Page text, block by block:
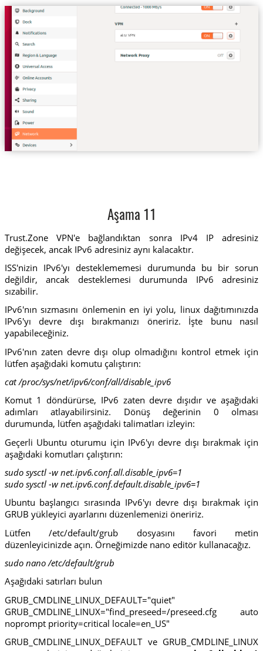
al.tz VPN
Aşama 11
Trust.Zone VPN'e bağlandıktan sonra IPv4 IP adresiniz
değişecek, ancak IPv6 adresiniz aynı kalacaktır.
ISS'nizin IPv6'yı desteklememesi durumunda bu bir sorun
değildir, ancak desteklemesi durumunda IPv6 adresiniz
sızabilir.
IPv6'nın sızmasını önlemenin en iyi yolu, linux dağıtımınızda
IPv6'yı devre dışı bırakmanızı öneririz. İşte bunu nasıl
yapabileceğiniz.
IPv6'nın zaten devre dışı olup olmadığını kontrol etmek için
lütfen aşağıdaki komutu çalıştırın:
cat /proc/sys/net/ipv6/conf/all/disable_ipv6
Komut 1 döndürürse, IPv6 zaten devre dışıdır ve aşağıdaki
adımları atlayabilirsiniz. Dönüş değerinin 0 olması
durumunda, lütfen aşağıdaki talimatları izleyin:
Geçerli Ubuntu oturumu için IPv6'yı devre dışı bırakmak için
aşağıdaki komutları çalıştırın:
sudo sysctl -w net.ipv6.conf.all.disable_ipv6=1
sudo sysctl -w net.ipv6.conf.default.disable_ipv6=1
Ubuntu başlangıcı sırasında IPv6'yı devre dışı bırakmak için
GRUB yükleyici ayarlarını düzenlemenizi öneririz.
Lütfen /etc/default/grub dosyasını favori metin
düzenleyicinizde açın. Örneğimizde nano editör kullanacağız.
sudo nano /etc/default/grub
Aşağıdaki satırları bulun
GRUB_CMDLINE_LINUX_DEFAULT="quiet"
GRUB_CMDLINE_LINUX="find_preseed=/preseed.cfg auto
noprompt priority=critical locale=en_US"
GRUB_CMDLINE_LINUX_DEFAULT ve GRUB_CMDLINE_LINUX